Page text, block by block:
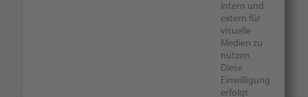
intern und
extern für
visuelle
Medien zu
nutzen.
Diese
Einwilligung
erfolgt